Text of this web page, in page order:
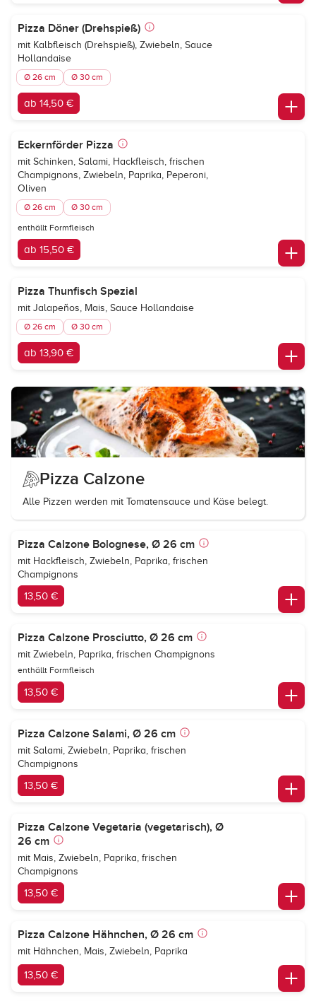
Pizza Döner (Drehspieß)
mit Kalbfleisch (Drehspieß), Zwiebeln, Sauce
Hollandaise
Ø 26 cm Ø 30 cm
ab 14,50 €
Eckernförder Pizza
mit Schinken, Salami, Hackfleisch, frischen
Champignons, Zwiebeln, Paprika, Peperoni,
Oliven
Ø 26 cm Ø 30 cm
enthällt Formfleisch
ab 15,50 €
Pizza Thunfisch Spezial
mit Jalapeños, Mais, Sauce Hollandaise
Ø 26 cm Ø 30 cm
ab 13,90 €
Pizza Calzone
Alle Pizzen werden mit Tomatensauce und Käse belegt.
Pizza Calzone Bolognese, Ø 26 cm
mit Hackfleisch, Zwiebeln, Paprika, frischen
Champignons
13,50 €
Pizza Calzone Prosciutto, Ø 26 cm
mit Zwiebeln, Paprika, frischen Champignons
enthällt Formfleisch
13,50 €
Pizza Calzone Salami, Ø 26 cm
mit Salami, Zwiebeln, Paprika, frischen
Champignons
13,50 €
Pizza Calzone Vegetaria (vegetarisch), Ø
26 cm
mit Mais, Zwiebeln, Paprika, frischen
Champignons
13,50 €
Pizza Calzone Hähnchen, Ø 26 cm
mit Hähnchen, Mais, Zwiebeln, Paprika
13,50 €